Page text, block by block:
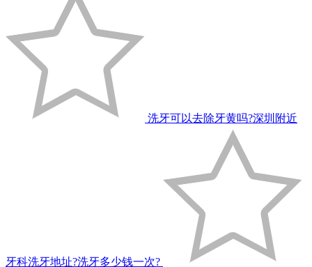
洗牙可以去除牙黄吗?深圳附近
牙科洗牙地址?洗牙多少钱一次?